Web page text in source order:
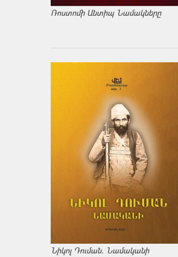
Ռոստոմի Անտիպ Նամակները
Նիկոլ Դուման. Նամականի